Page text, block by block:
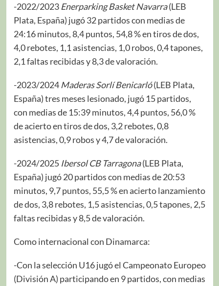
-2022/2023Enerparking Basket Navarra(LEB
Plata, España) jugó 32 partidos con medias de
24:16 minutos, 8,4 puntos, 54,8 % en tiros de dos,
4,0 rebotes, 1,1 asistencias, 1,0 robos, 0,4 tapones,
2,1 faltas recibidas y 8,3 de valoración.
-2023/2024 Maderas Sorlí Benicarló(LEB Plata,
España) tres meses lesionado, jugó 15 partidos,
con medias de 15:39 minutos, 4,4 puntos, 56,0 %
de acierto en tiros de dos, 3,2 rebotes, 0,8
asistencias, 0,9 robos y 4,7 de valoración.
-2024/2025Ibersol CB Tarragona(LEB Plata,
España) jugó 20 partidos con medias de 20:53
minutos, 9,7 puntos, 55,5 % en acierto lanzamiento
de dos, 3,8 rebotes, 1,5 asistencias, 0,5 tapones, 2,5
faltas recibidas y 8,5 de valoración.
Como internacional con Dinamarca:
-Con la selección U16 jugó el Campeonato Europeo
(División A) participando en 9 partidos, con medias